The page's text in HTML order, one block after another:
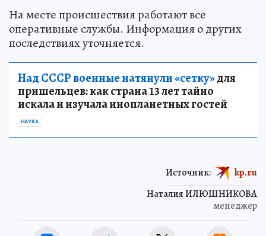
На месте происшествия работают все
оперативные службы. Информация о других
последствиях уточняется.
Над СССР военные натянули «сетку»для
пришельцев: как страна 13 лет тайно
искала и изучала инопланетных гостей
НАУКА
Наталия ИЛЮШНИКОВА
менеджер
Источник: kp.ru